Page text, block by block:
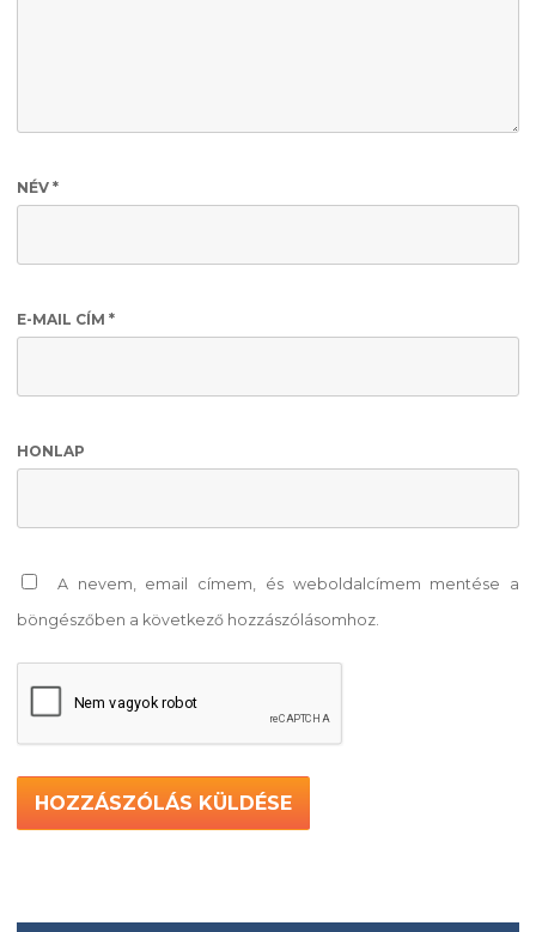
NÉV *
E-MAIL CÍM *
HONLAP
A nevem, email címem, és weboldalcímem mentése a
böngészőben a következő hozzászólásomhoz.